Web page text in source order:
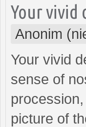
Your vivid
Anonim
Your vivid
sense of
picture of